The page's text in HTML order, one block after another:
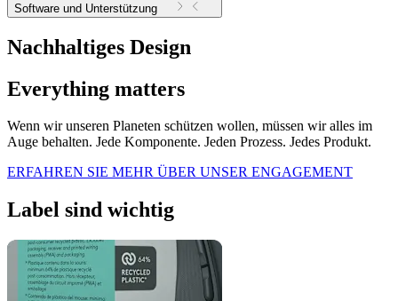
Software und Unterstützung
Nachhaltiges Design
Everything matters
Wenn wir unseren Planeten schützen wollen, müssen wir alles im
Auge behalten. Jede Komponente. Jeden Prozess. Jedes Produkt.
ERFAHREN SIE MEHR ÜBER UNSER ENGAGEMENT
Label sind wichtig